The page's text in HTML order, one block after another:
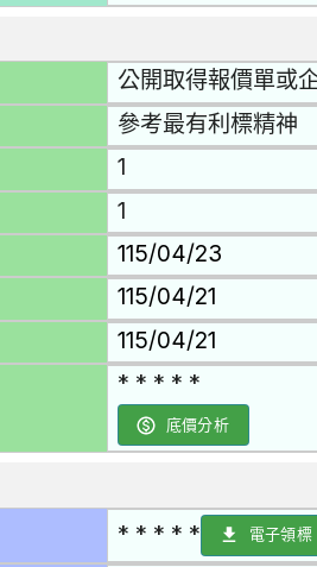
公開取得報價單或
參考最有利標精神
1
1
115/04/23
115/04/21
115/04/21
* * * * *
底價分析
* * * * * 電子領標